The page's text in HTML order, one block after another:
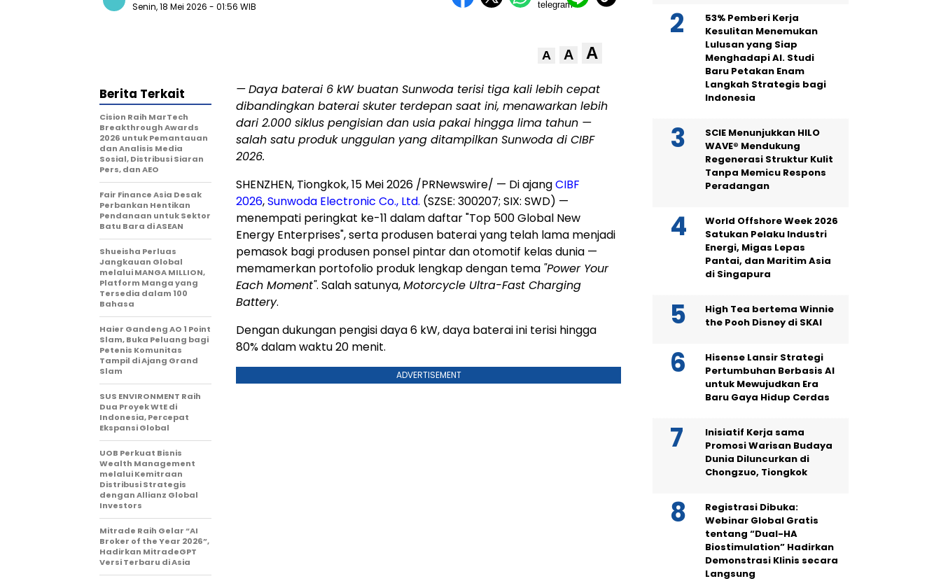
Senin, 18 Mei 2026 - 01:56 WIB
A A A
—Daya baterai 6 kW buatan Sunwoda terisi tiga kali lebih cepat
dibandingkan baterai skuter terdepan saat ini, menawarkan lebih
dari 2.000 siklus pengisian dan usia pakai hingga lima tahun —
salah satu produk unggulan yang ditampilkan Sunwoda di CIBF
2026.
SHENZHEN, Tiongkok, 15 Mei 2026 /PRNewswire/ — Di ajangCIBF
2026,Sunwoda Electronic Co., Ltd. (SZSE: 300207; SIX: SWD) —
menempati peringkat ke-11 dalam daftar "Top 500 Global New
Energy Enterprises", serta produsen baterai yang telah lama menjadi
pemasok bagi produsen ponsel pintar dan otomotif kelas dunia —
memamerkan portofolio produk lengkap dengan tema "Power Your
Each Moment". Salah satunya,Motorcycle Ultra-Fast Charging
Battery.
Dengan dukungan pengisi daya 6 kW, daya baterai ini terisi hingga
80% dalam waktu 20 menit.
ADVERTISEMENT
Berita Terkait
Cision Raih MarTech
Breakthrough Awards
2026 untuk Pemantauan
dan Analisis Media
Sosial, Distribusi Siaran
Pers, dan AEO
Fair Finance Asia Desak
Perbankan Hentikan
Pendanaan untuk Sektor
Batu Bara di ASEAN
Shueisha Perluas
Jangkauan Global
melalui MANGA MILLION,
Platform Manga yang
Tersedia dalam 100
Bahasa
Haier Gandeng AO 1 Point
Slam, Buka Peluang bagi
Petenis Komunitas
Tampil di Ajang Grand
Slam
SUS ENVIRONMENT Raih
Dua Proyek WtE di
Indonesia, Percepat
Ekspansi Global
UOB Perkuat Bisnis
Wealth Management
melalui Kemitraan
Distribusi Strategis
dengan Allianz Global
Investors
Mitrade Raih Gelar “AI
Broker of the Year 2026”,
Hadirkan MitradeGPT
Versi Terbaru di Asia
53% Pemberi Kerja
Kesulitan Menemukan
Lulusan yang Siap
Menghadapi AI. Studi
Baru Petakan Enam
Langkah Strategis bagi
Indonesia
SCIE Menunjukkan HILO
WAVE® Mendukung
Regenerasi Struktur Kulit
Tanpa Memicu Respons
Peradangan
World Offshore Week 2026
Satukan Pelaku Industri
Energi, Migas Lepas
Pantai, dan Maritim Asia
di Singapura
High Tea bertema Winnie
the Pooh Disney di SKAI
Hisense Lansir Strategi
Pertumbuhan Berbasis AI
untuk Mewujudkan Era
Baru Gaya Hidup Cerdas
Inisiatif Kerja sama
Promosi Warisan Budaya
Dunia Diluncurkan di
Chongzuo, Tiongkok
Registrasi Dibuka:
Webinar Global Gratis
tentang “Dual-HA
Biostimulation” Hadirkan
Demonstrasi Klinis secara
Langsung